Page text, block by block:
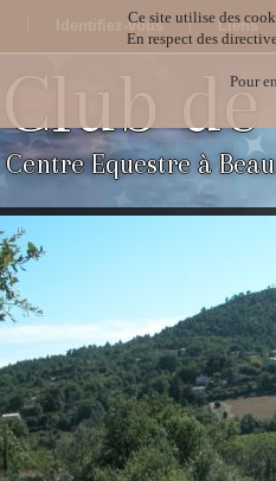
Ce site utilise des
En respect des
Pour
Club
Centre Equestre à
Identifiez-vous Liens